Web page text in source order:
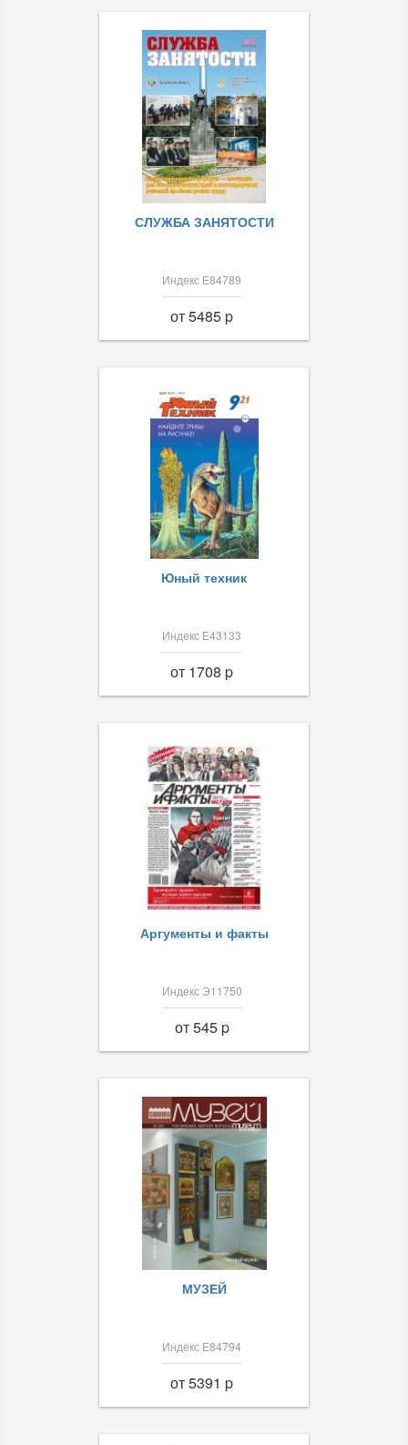
СЛУЖБА ЗАНЯТОСТИ
Индекс Е84789
от 5485 p
Юный техник
Индекс Е43133
от 1708 p
Аргументы и факты
Индекс Э11750
от 545 p
МУЗЕЙ
Индекс Е84794
от 5391 p